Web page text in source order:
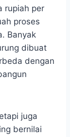
rupiah per
proses
Banyak
dibuat
dengan
juga
bernilai